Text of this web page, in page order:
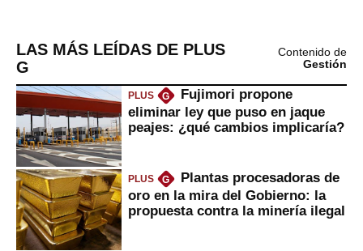
LAS MÁS LEÍDAS DE PLUS
G
Contenido de
Gestión
PLUS G
Fujimori propone
eliminar ley que puso en jaque
peajes: ¿qué cambios implicaría?
PLUS G
Plantas procesadoras de
oro en la mira del Gobierno: la
propuesta contra la minería ilegal